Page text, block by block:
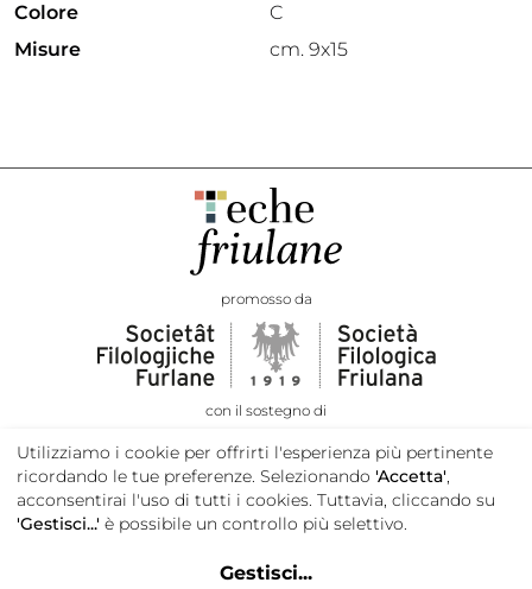
Colore
C
Misure
cm. 9x15
promosso da
con il sostegno di
Utilizziamo i cookie per offrirti l'esperienza più pertinente
ricordando le tue preferenze. Selezionando 'Accetta',
acconsentirai l'uso di tutti i cookies. Tuttavia, cliccando su
'Gestisci...' è possibile un controllo più selettivo.
Gestisci...